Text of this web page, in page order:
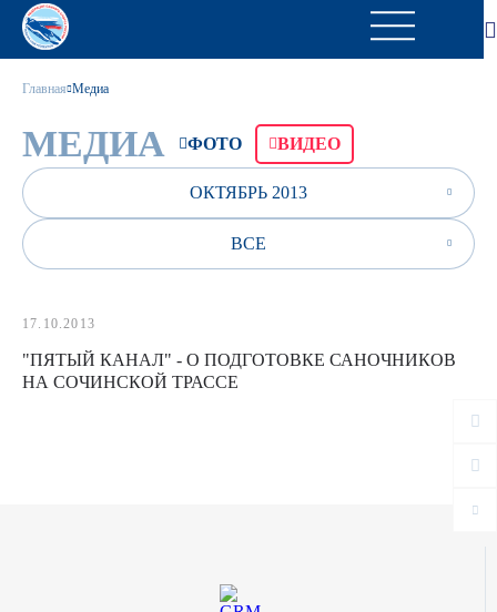
Главная Медиа
МЕДИА ФОТО ВИДЕО
ОКТЯБРЬ 2013
ВСЕ
17.10.2013
"ПЯТЫЙ КАНАЛ" - О ПОДГОТОВКЕ САНОЧНИКОВ
НА СОЧИНСКОЙ ТРАССЕ